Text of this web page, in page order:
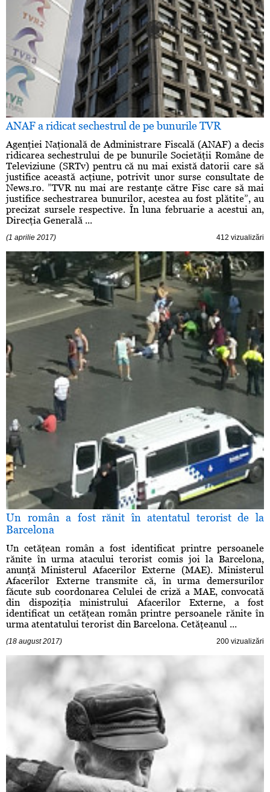
ANAF a ridicat sechestrul de pe bunurile TVR
Agenţiei Naţională de Administrare Fiscală (ANAF) a decis
ridicarea sechestrului de pe bunurile Societăţii Române de
Televiziune (SRTv) pentru că nu mai există datorii care să
justifice această acţiune, potrivit unor surse consultate de
News.ro. ”TVR nu mai are restanţe către Fisc care să mai
justifice sechestrarea bunurilor, acestea au fost plătite”, au
precizat sursele respective. În luna februarie a acestui an,
Direcţia Generală ...
(1 aprilie 2017) 412 vizualizări
Un român a fost rănit în atentatul terorist de la
Barcelona
Un cetăţean român a fost identificat printre persoanele
rănite în urma atacului terorist comis joi la Barcelona,
anunţă Ministerul Afacerilor Externe (MAE). Ministerul
Afacerilor Externe transmite că, în urma demersurilor
făcute sub coordonarea Celulei de criză a MAE, convocată
din dispoziţia ministrului Afacerilor Externe, a fost
identificat un cetăţean român printre persoanele rănite în
urma atentatului terorist din Barcelona. Cetăţeanul ...
(18 august 2017) 200 vizualizări